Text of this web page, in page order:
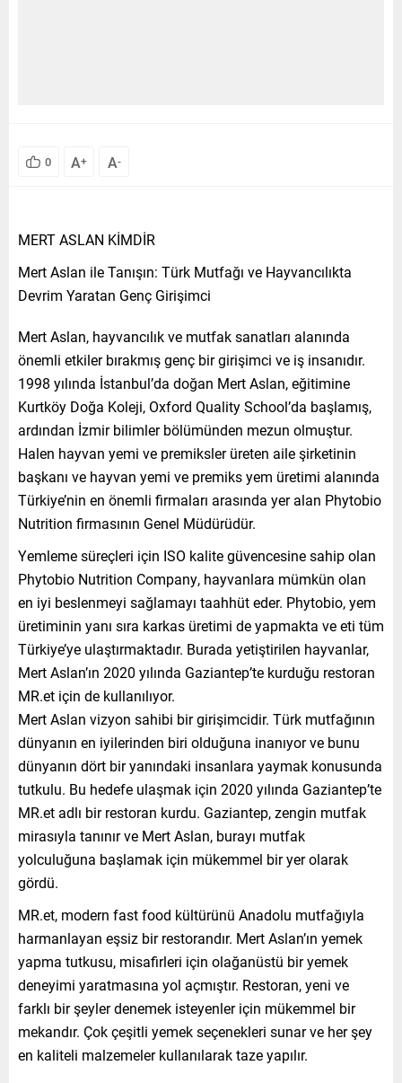
0 A+ A-
MERT ASLAN KİMDİR
Mert Aslan ile Tanışın: Türk Mutfağı ve Hayvancılıkta
Devrim Yaratan Genç Girişimci
Mert Aslan, hayvancılık ve mutfak sanatları alanında
önemli etkiler bırakmış genç bir girişimci ve iş insanıdır.
1998 yılında İstanbul’da doğan Mert Aslan, eğitimine
Kurtköy Doğa Koleji, Oxford Quality School’da başlamış,
ardından İzmir bilimler bölümünden mezun olmuştur.
Halen hayvan yemi ve premiksler üreten aile şirketinin
başkanı ve hayvan yemi ve premiks yem üretimi alanında
Türkiye’nin en önemli firmaları arasında yer alan Phytobio
Nutrition firmasının Genel Müdürüdür.
Yemleme süreçleri için ISO kalite güvencesine sahip olan
Phytobio Nutrition Company, hayvanlara mümkün olan
en iyi beslenmeyi sağlamayı taahhüt eder. Phytobio, yem
üretiminin yanı sıra karkas üretimi de yapmakta ve eti tüm
Türkiye’ye ulaştırmaktadır. Burada yetiştirilen hayvanlar,
Mert Aslan’ın 2020 yılında Gaziantep’te kurduğu restoran
MR.et için de kullanılıyor.
Mert Aslan vizyon sahibi bir girişimcidir. Türk mutfağının
dünyanın en iyilerinden biri olduğuna inanıyor ve bunu
dünyanın dört bir yanındaki insanlara yaymak konusunda
tutkulu. Bu hedefe ulaşmak için 2020 yılında Gaziantep’te
MR.et adlı bir restoran kurdu. Gaziantep, zengin mutfak
mirasıyla tanınır ve Mert Aslan, burayı mutfak
yolculuğuna başlamak için mükemmel bir yer olarak
gördü.
MR.et, modern fast food kültürünü Anadolu mutfağıyla
harmanlayan eşsiz bir restorandır. Mert Aslan’ın yemek
yapma tutkusu, misafirleri için olağanüstü bir yemek
deneyimi yaratmasına yol açmıştır. Restoran, yeni ve
farklı bir şeyler denemek isteyenler için mükemmel bir
mekandır. Çok çeşitli yemek seçenekleri sunar ve her şey
en kaliteli malzemeler kullanılarak taze yapılır.